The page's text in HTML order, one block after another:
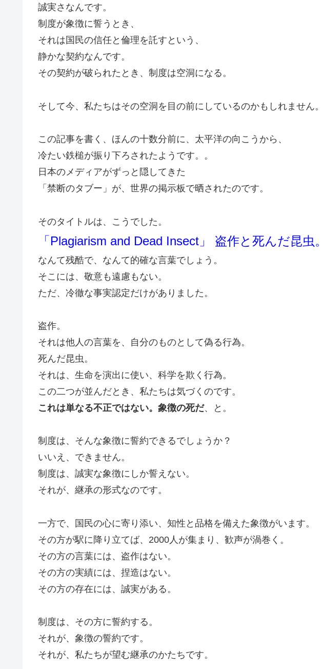
誠実さなんです。
制度が象徴に誓うとき、
それは国民の信任と倫理を託すという、
静かな契約なんです。
その契約が破られたとき、制度は空洞になる。
そして今、私たちはその空洞を目の前にしているのかもしれません。
この記事を書く、ほんの十数分前に、太平洋の向こうから、
冷たい鉄槌が振り下ろされたようです。。
日本のメディアがずっと隠してきた
「禁断のタブー」が、世界の掲示板で晒されたのです。
そのタイトルは、こうでした。
「Plagiarism and Dead Insect」 盗作と死んだ昆虫。
なんて残酷で、なんて的確な言葉でしょう。
そこには、敬意も遠慮もない。
ただ、冷徹な事実認定だけがありました。
盗作。
それは他人の言葉を、自分のものとして偽る行為。
死んだ昆虫。
それは、生命を演出に使い、科学を欺く行為。
この二つが並んだとき、私たちは気づくのです。
これは単なる不正ではない。象徴の死だ、と。
制度は、そんな象徴に誓約できるでしょうか？
いいえ、できません。
制度は、誠実な象徴にしか誓えない。
それが、継承の形式なのです。
一方で、国民の心に寄り添い、知性と品格を備えた象徴がいます。
その方が駅に降り立てば、2000人が集まり、歓声が渦巻く。
その方の言葉には、盗作はない。
その方の実績には、捏造はない。
その方の存在には、誠実がある。
制度は、その方に誓約する。
それが、象徴の誓約です。
それが、私たちが望む継承のかたちです。